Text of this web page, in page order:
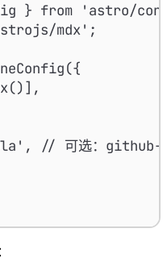
} from 'astro/
mdx';
// 可选：github-